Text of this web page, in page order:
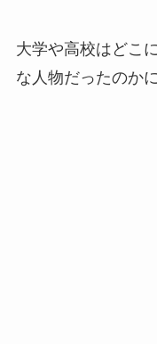
大学や高校はどこ
な人物だったのか